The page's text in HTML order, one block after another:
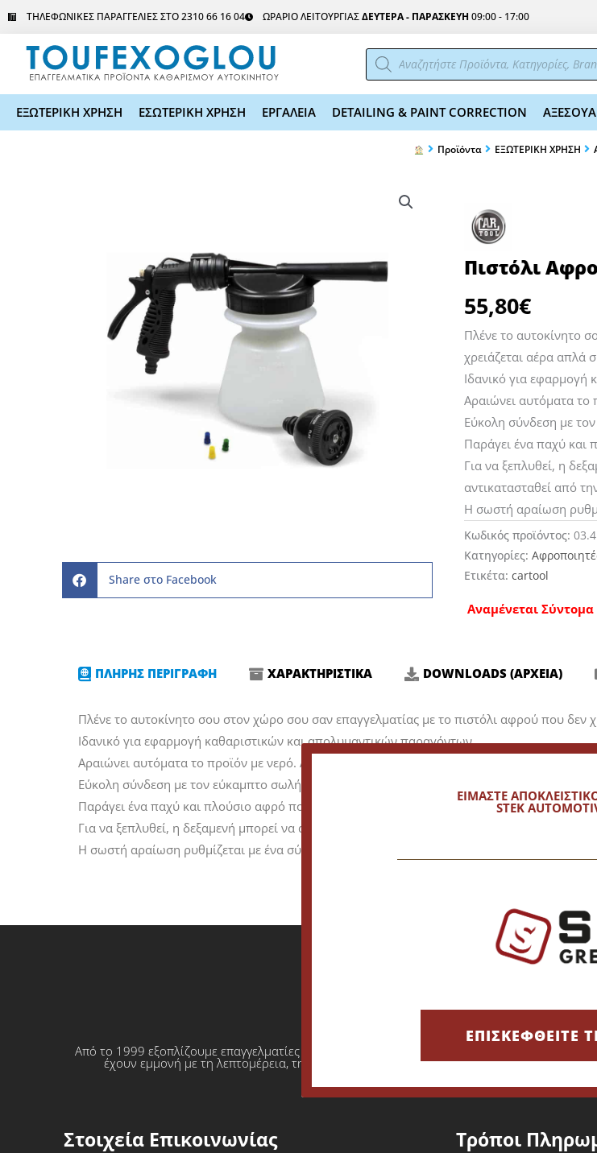
Μετάβαση
περιεχόμενο
ΤΗΛΕΦΩΝΙΚΕΣ ΠΑΡΑΓΓΕΛΙΕΣ ΣΤΟ 2310 66 16 04 ΩΡΑΡΙΟ ΛΕΙΤΟΥΡΓΙΑΣΔΕΥΤΕΡΑ - ΠΑΡΑΣΚΕΥΗ 09:00 - 17:00
Αναζήτηση
προϊόντων
ΕΞΩΤΕΡΙΚΗ ΧΡΗΣΗ ΕΣΩΤΕΡΙΚΗ ΧΡΗΣΗ ΕΡΓΑΛΕΙΑ DETAILING & PAINT CORRECTION
Προϊόντα ΕΞΩΤΕΡΙΚΗ ΧΡΗΣΗ
Share στο Facebook
Πιστόλι
55,80€
Πλένε το αυτοκίνητο
χρειάζεται αέρα απλά
Ιδανικό για εφαρμογή
Αραιώνει αυτόματα το
Εύκολη σύνδεση με
Παράγει ένα παχύ και
Για να ξεπλυθεί, η
αντικατασταθεί από
Η σωστή αραίωση
Κωδικός προϊόντος:
Κατηγορίες:
Ετικέτα: cartool
Αναμένεται Σύντομα
ΠΛΗΡΗΣ ΠΕΡΙΓΡΑΦΗ ΧΑΡΑΚΤΗΡΙΣΤΙΚΑ DOWNLOADS (ΑΡΧΕΙΑ)
Πλένε το αυτοκίνητο σου στον χώρο σου σαν επαγγελματίας με το πιστόλι αφρού που δεν
Ιδανικό για εφαρμογή καθαριστικών και απολυμαντικών παραγόντων.
Αραιώνει αυτόματα το προϊόν με νερό. Απορρίπτονται τα απόβλητα ή η υπερβολική δόση.
Εύκολη σύνδεση με τον εύκαμπτο σωλήνα νερού. Δεν απαιτεί ηλεκτρική ενέργεια.
Παράγει ένα παχύ και πλούσιο αφρό που έχει μεγαλύτερο χρόνο δράσης.
Για να ξεπλυθεί, η δεξαμενή μπορεί να αποσυνδεθεί μέσω της γρήγορης ζεύξης και να
Η σωστή αραίωση ρυθμίζεται με ένα σύνολο χρωματιστών ακρών μέτρησης.
Από το 1999 εξοπλίζουμε επαγγελματίες που θέλουν να ξεχωρίσουν και ασχολούνται με
έχουν εμμονή με τη λεπτομέρεια, την απόλυτη καθαριότητα, απαιτούν επιμέλεια στην
Στοιχεία Επικοινωνίας Τρόποι
ΕΙΜΑΣΤΕ
STEK
ΕΠΙΣΚΕΦΘΕΙΤΕ